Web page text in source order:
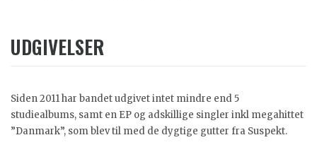
UDGIVELSER
Siden 2011 har bandet udgivet intet mindre end 5
studiealbums, samt en EP og adskillige singler inkl megahittet
”Danmark”, som blev til med de dygtige gutter fra Suspekt.